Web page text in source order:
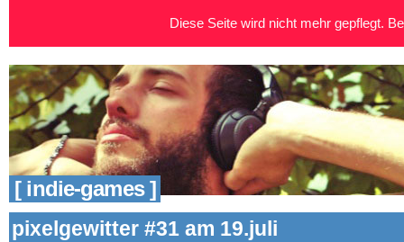
[ indie-games ]
pixelgewitter #31 am 19.juli
Diese Seite wird nicht mehr gepflegt.